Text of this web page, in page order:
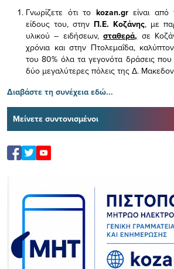
Γνωρίζετε ότι το kozan.gr είναι
είδους του, στην Π.Ε. Κοζάνης, με
υλικού – ειδήσεων,σταθερά, σε
χρόνια και στην Πτολεμαΐδα,
του 80% όλα τα γεγονότα δράσεις
δύο μεγαλύτερες πόλεις της Δ.
Διαβάστε τη συνέχεια εδώ...
Μείνετε συντονισμένοι